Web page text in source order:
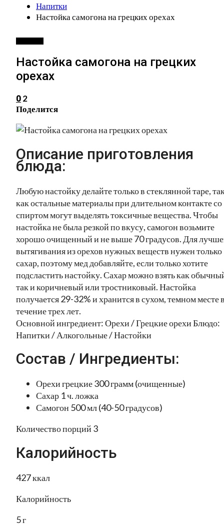
Напитки
Настойка самогона на грецких орехах
Настойка самогона на грецких
орехах
0 2
Поделится
Описание приготовления
блюда:
Любую настойку делайте только в стеклянной таре,
как остальные материалы при длительном контакте со
спиртом могут выделять токсичные вещества. Чтобы
настойка не была резкой по вкусу, самогон возьмите
хорошо очищенный и не выше 70 градусов. Для
вытягивания из орехов нужных веществ нужен только
сахар, поэтому мед добавляйте, если только хотите
подсластить настойку. Сахар можно взять как
так и коричневый или тростниковый. Настойка
получается 29-32% и хранится в сухом, темном месте
течение трех лет.
Основной ингредиент: Орехи / Грецкие орехи Блюдо:
Напитки / Алкогольные / Настойки
Состав / Ингредиенты:
Орехи грецкие 300 грамм (очищенные)
Сахар 1 ч. ложка
Самогон 500 мл (40-50 градусов)
Количество порций 3
Калорийность
427 ккал
Калорийность
5 г